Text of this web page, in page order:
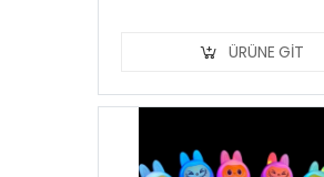
ÜRÜNE GIT